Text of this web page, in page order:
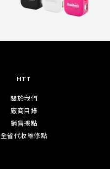
HTT
關於我們
廠商目錄
銷售據點
全省代收維修點